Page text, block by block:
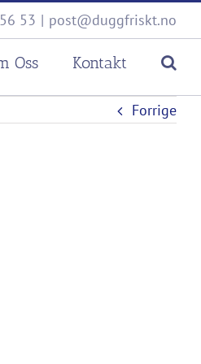
53 | post@duggfriskt.no
Oss Kontakt
Forrige